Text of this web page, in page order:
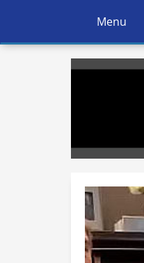
Ativar
Navegação
Menu